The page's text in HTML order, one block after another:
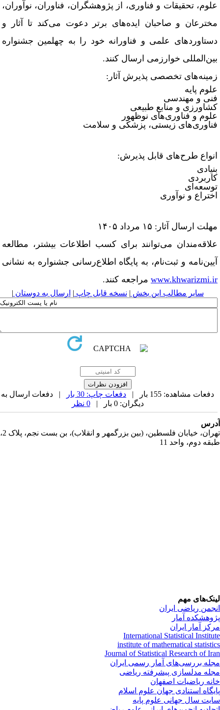
تحقیقات و فناوری، از پژوهشگران، فناوران، نوآوران،
و صاحبان ایده‌های برتر دعوت می‌کند تا آثار و
علمی و فناورانه خود را به چهلمین جشنواره
خوارزمی ارسال کنند.
تخصصی پذیرش آثار:
پایه
و مهندسی
و منابع طبیعی
و فناوری‌های نوظهور
زیستی، پزشکی و سلامت
طرح‌های قابل پذیرش:
و نوآوری
ارسال آثار: ۱۵ مرداد ۱۴۰۵
می‌توانند برای کسب اطلاعات بیشتر، مطالعه
و ثبت‌نام، به پایگاه اطلاع‌رسانی جشنواره به نشانی
مراجعه کنند.
سایر مطالب این بخش | نسخه قابل چاپ| ارسال به دوستان|
دفعات مشاهده: 155 بار | دفعات چاپ: 30 بار
| دفعات ارسال به
دیگران: 0 بار |
تهران، خیابان فلسطین، (بین بزرگمهر و انقلاب)، بن بست نجم، پلاک 2،
دوم، واحد 11
مهم
ریاضی ایران
آمار
آمار ایران
International Statistical
institute of mathematical
Journal of Statistical Research of
بررسی‌های آمار رسمی ایران
مدلسازی پیشرفته ریاضی
ریاضیات اصفهان
استنادی جهان علوم اسلام
سال جهانی علوم پایه